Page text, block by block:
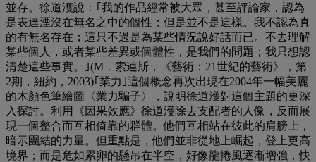
並存。徐道濩說：｢我的作品經常被大眾，甚至評論家，認為
是表達湮沒在無名之中的個性；但是並不是這樣。我不認為真
的有無名存在；這只不過是為某些情況說好話而已。不去理解
某些個人，或者某些差異或個體性，是我們的問題；我只想認
清楚這些事實。｣(M．索連斯，《藝術：21世紀的藝術》，第
2期，紐約，2003)｢業力｣這個概念再次出現在2004年一幅美麗
的木顏色筆繪圖〈業力騙子〉，說明徐道濩對這個主題的更深
入探討。利用《因果效應》徐道濩除去支配者的人像，反而展
現一個整合而互相倚靠的群體。他們互相站在彼此的肩膀上，
暗示團結的力量。但重點是，他們並非從地上崛起，登上更高
境界；而是危如累卵的懸吊在半空，好像龍捲風逐漸增強，快